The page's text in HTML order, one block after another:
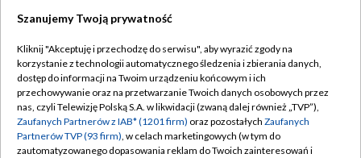
TVP
Abonament TVP
Emisja w TVP
Centrum informacji TVP
Regulamin TVP
Polityka prywatności
Moje zgody
Szanujemy Twoją prywatność
Kliknij "Akceptuję i przechodzę do serwisu", aby wyrazić zgody na
korzystanie z technologii automatycznego śledzenia i zbierania danych,
dostęp do informacji na Twoim urządzeniu końcowym i ich
przechowywanie oraz na przetwarzanie Twoich danych osobowych przez
nas, czyli Telewizję Polską S.A. w likwidacji (zwaną dalej również „TVP”),
Zaufanych Partnerów z IAB* (1201 firm) oraz pozostałych Zaufanych
Partnerów TVP (93 firm), w celach marketingowych (w tym do
zautomatyzowanego dopasowania reklam do Twoich zainteresowań i